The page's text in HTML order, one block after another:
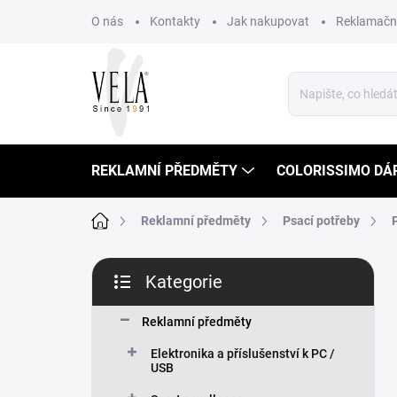
O nás Kontakty Jak nakupovat
REKLAMNÍ PŘEDMĚTY COLORISSIMO
Domů Reklamní předměty Psací potřeby
P
s
kategorie
Kategorie
Reklamní předměty
Elektronika a příslušenství k PC /
USB